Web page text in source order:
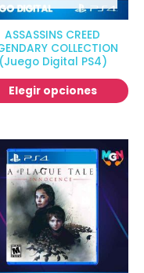
ASSASSINS CREED
COLLECTION
(Juego Digital PS4)
Elegir opciones